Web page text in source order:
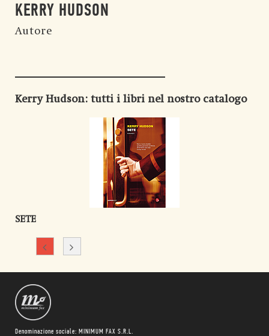
KERRY HUDSON
Autore
Kerry Hudson: tutti i libri nel nostro catalogo
SETE
Denominazione sociale: MINIMUM FAX S.R.L.